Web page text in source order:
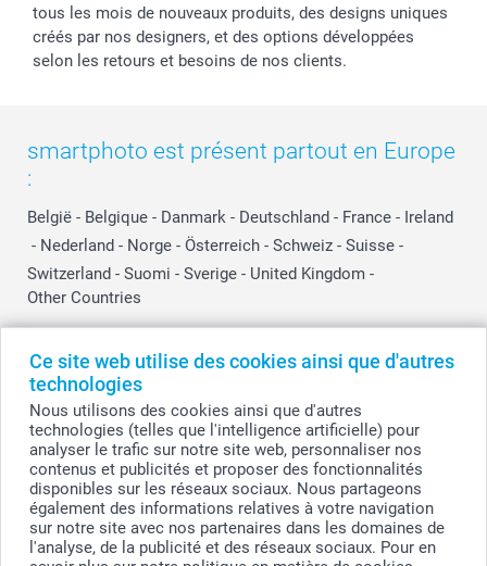
Ce site web utilise des cookies ainsi que d'autres
technologies
Nous utilisons des cookies ainsi que d'autres
technologies (telles que l'intelligence artificielle) pour
analyser le trafic sur notre site web, personnaliser nos
contenus et publicités et proposer des fonctionnalités
disponibles sur les réseaux sociaux. Nous partageons
également des informations relatives à votre navigation
sur notre site avec nos partenaires dans les domaines de
l'analyse, de la publicité et des réseaux sociaux. Pour en
tous les mois de nouveaux produits, des designs uniques
créés par nos designers, et des options développées
selon les retours et besoins de nos clients.
smartphoto est présent partout en Europe
:
België - Belgique - Danmark - Deutschland - France - Ireland
- Nederland - Norge - Österreich - Schweiz - Suisse -
Switzerland - Suomi - Sverige - United Kingdom -
Other Countries
© smartphoto group. Tous droits réservés
smartphoto group SA.
Siège social : Kwatrechtsteenweg 160, 9230 Wetteren, Belgique
Numéro de TVA BE 0405.706.755
Numéro d'entreprise 0405.706.755.
Coordonnées bancaires: IBAN BE71 2850 2711 5569 - BIC: GEBABEBB
Tous les prix sont en EURO (€), TVA incluse et hors frais de port.